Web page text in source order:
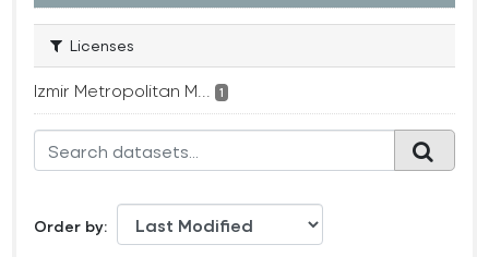
Licenses
Izmir Metropolitan M... 1
Order by